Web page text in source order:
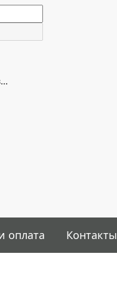
оплата Контакты